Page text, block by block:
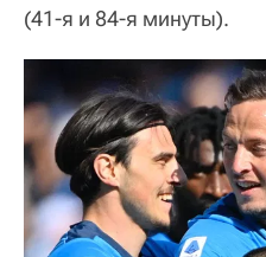
(41-я и 84-я минуты).